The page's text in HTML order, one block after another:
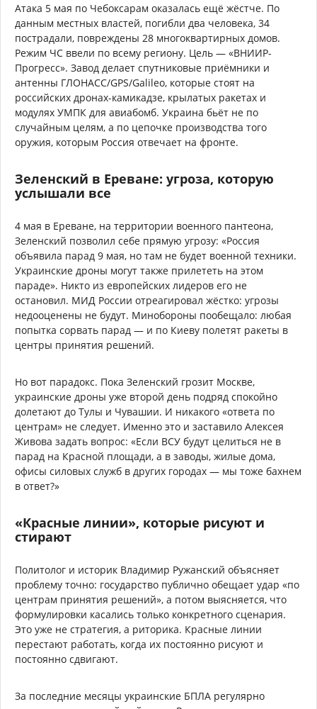
Атака 5 мая по Чебоксарам оказалась ещё жёстче. По
данным местных властей, погибли два человека, 34
пострадали, повреждены 28 многоквартирных домов.
Режим ЧС ввели по всему региону. Цель — «ВНИИР-
Прогресс». Завод делает спутниковые приёмники и
антенны ГЛОНАСС/GPS/Galileo, которые стоят на
российских дронах-камикадзе, крылатых ракетах и
модулях УМПК для авиабомб. Украина бьёт не по
случайным целям, а по цепочке производства того
оружия, которым Россия отвечает на фронте.
Зеленский в Ереване: угроза, которую
услышали все
4 мая в Ереване, на территории военного пантеона,
Зеленский позволил себе прямую угрозу: «Россия
объявила парад 9 мая, но там не будет военной техники.
Украинские дроны могут также прилететь на этом
параде». Никто из европейских лидеров его не
остановил. МИД России отреагировал жёстко: угрозы
недооценены не будут. Минобороны пообещало: любая
попытка сорвать парад — и по Киеву полетят ракеты в
центры принятия решений.
Но вот парадокс. Пока Зеленский грозит Москве,
украинские дроны уже второй день подряд спокойно
долетают до Тулы и Чувашии. И никакого «ответа по
центрам» не следует. Именно это и заставило Алексея
Живова задать вопрос: «Если ВСУ будут целиться не в
парад на Красной площади, а в заводы, жилые дома,
офисы силовых служб в других городах — мы тоже бахнем
в ответ?»
«Красные линии», которые рисуют и
стирают
Политолог и историк Владимир Ружанский объясняет
проблему точно: государство публично обещает удар «по
центрам принятия решений», а потом выясняется, что
формулировки касались только конкретного сценария.
Это уже не стратегия, а риторика. Красные линии
перестают работать, когда их постоянно рисуют и
постоянно сдвигают.
За последние месяцы украинские БПЛА регулярно